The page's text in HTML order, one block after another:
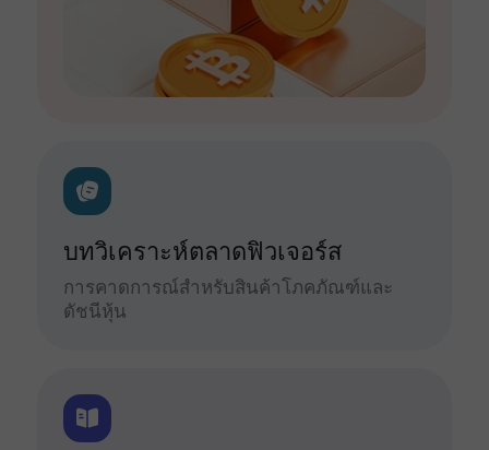
บทวิเคราะห์ตลาดฟิวเจอร์ส
การคาดการณ์สำหรับสินค้าโภคภัณฑ์และ
ดัชนีหุ้น